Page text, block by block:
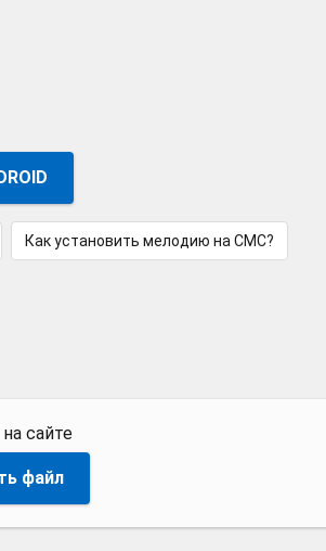
Как установить мелодию на СМС?
сайте
файл